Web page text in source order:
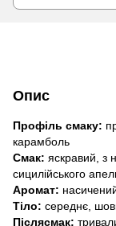
Опис
Профіль смаку:
карамболь
Смак: яскравий, з
сицилійського
Аромат:
Тіло: середнє,
Післясмак: